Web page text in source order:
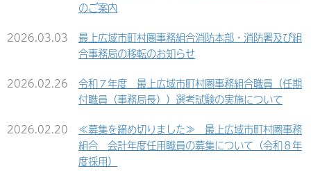
のご案内
2026.03.03
最上広域市町村圏事務組合消防本部・消防署及び組
合事務局の移転のお知らせ
2026.02.26
令和７年度 最上広域市町村圏事務組合職員（任期
付職員（事務局長））選考試験の実施について
2026.02.20
≪募集を締め切りました≫ 最上広域市町村圏事務
組合 会計年度任用職員の募集について（令和８年
度採用）